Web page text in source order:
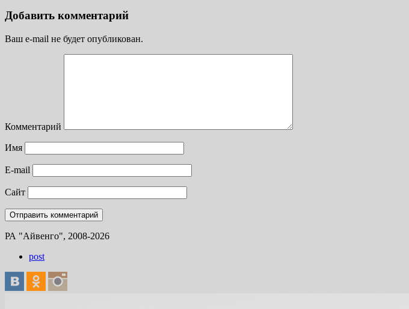
Добавить комментарий
Ваш e-mail не будет опубликован.
Комментарий
Имя
E-mail
Сайт
РА "Айвенго", 2008-2026
post